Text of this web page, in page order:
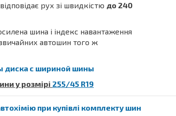
рух зі швидкістю до 240
шина і індекс навантаження
автошин того ж
диска с шириной шины
у розмірі 255/45 R19
при купівлі комплекту шин